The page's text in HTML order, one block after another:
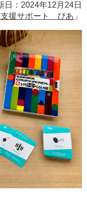
：2024年12月24日
援サポート ぴあ 」